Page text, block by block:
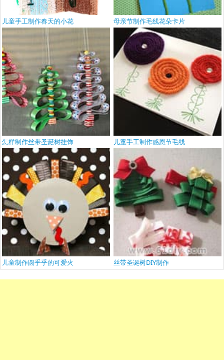
儿童手工制作春天的小花 母亲节制作毛线花朵卡片
怎样制作丝带圣诞树挂饰 儿童手工制作感恩节毛线
儿童制作圆乎乎的可爱火 丝带圣诞树DIY制作